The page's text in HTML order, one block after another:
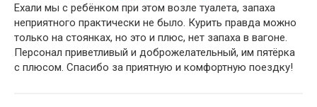
Ехали мы с ребёнком при этом возле туалета, запаха
неприятного практически не было. Курить правда можно
только на стоянках, но это и плюс, нет запаха в вагоне.
Персонал приветливый и доброжелательный, им пятёрка
с плюсом. Спасибо за приятную и комфортную поездку!